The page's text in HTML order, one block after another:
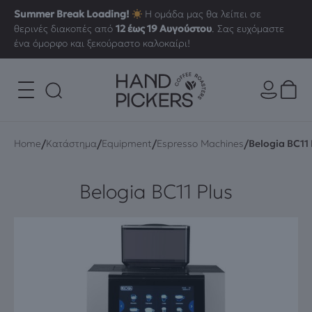
Summer Break Loading!
Η ομάδα μας θα λείπει σε
θερινές διακοπές από12 έως 19 Αυγούστου. Σας ευχόμαστε
ένα όμορφο και ξεκούραστο καλοκαίρι!
Home/Κατάστημα/Equipment/Espresso Machines/Belogia BC11
Belogia BC11 Plus